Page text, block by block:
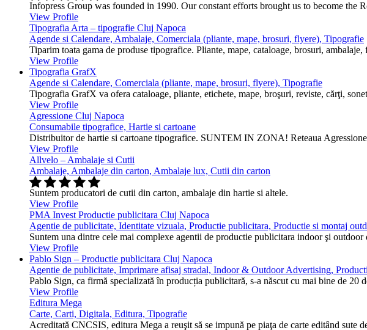
Infopress Group was founded in 1990. Our constant efforts brought us to become the
View Profile
Tipografia Arta – tipografie Cluj Napoca
Agende si Calendare, Ambalaje, Comerciala (pliante, mape, brosuri, flyere), Tipografie
Tiparim toata gama de produse tipografice. Pliante, mape, cataloage, brosuri, ambalaje,
View Profile
Tipografia GrafX
Agende si Calendare, Comerciala (pliante, mape, brosuri, flyere), Tipografie
Tipografia GrafX va ofera cataloage, pliante, etichete, mape, broşuri, reviste, cărţi,
View Profile
Agressione Cluj Napoca
Consumabile tipografice, Hartie si cartoane
Distribuitor de hartie si cartoane tipografice. SUNTEM IN ZONA! Reteaua
View Profile
Allvelo – Ambalaje si Cutii
Ambalaje, Ambalaje din carton, Ambalaje lux, Cutii din carton
Suntem producatori de cutii din carton, ambalaje din hartie si altele.
View Profile
PMA Invest Productie publicitara Cluj Napoca
Agentie de publicitate, Identitate vizuala, Productie publicitara, Productie si montaj
Suntem una dintre cele mai complexe agentii de productie publicitara indoor şi
View Profile
Pablo Sign – Productie publicitara Cluj Napoca
Agentie de publicitate, Imprimare afisaj stradal, Indoor & Outdoor Advertising,
Pablo Sign, ca firmă specializată în producția publicitară, s-a născut cu mai bine de 20
View Profile
Editura Mega
Carte, Carti, Digitala, Editura, Tipografie
Acreditată CNCSIS, editura Mega a reuşit să se impună pe piaţa de carte editând sute